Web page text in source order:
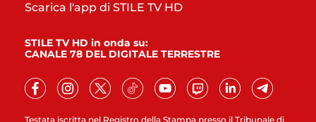
Testata iscritta nel Registro della Stampa presso il Tribunale di
Scarica l'app di STILE TV HD
STILE TV HD in onda su:
CANALE 78 DEL DIGITALE TERRESTRE